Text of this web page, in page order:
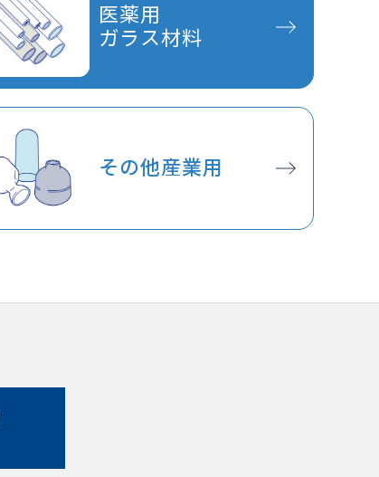
医薬用
ガラス材料
その他産業用